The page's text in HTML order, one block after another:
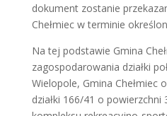
dokument zostanie
Chełmiec w terminie
Na tej podstawie Gmina
zagospodarowania działki
Wielopole, Gmina Chełmiec
działki 166/41 o powierzchni